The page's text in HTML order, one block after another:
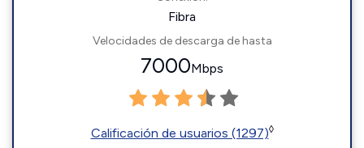
Fibra
Velocidades de descarga de hasta
7000Mbps
Calificación de usuarios (1297)◊